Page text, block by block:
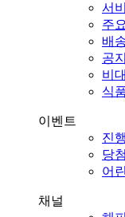
서
주
배
공
비
식
이벤트
진
당
어
채널